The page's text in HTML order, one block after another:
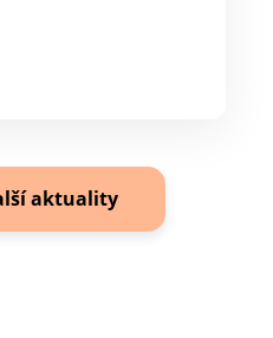
aktuality